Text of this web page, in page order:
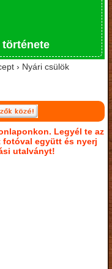
története
› Nyári csülök
Legyél te az
együtt és nyerj
utalványt!